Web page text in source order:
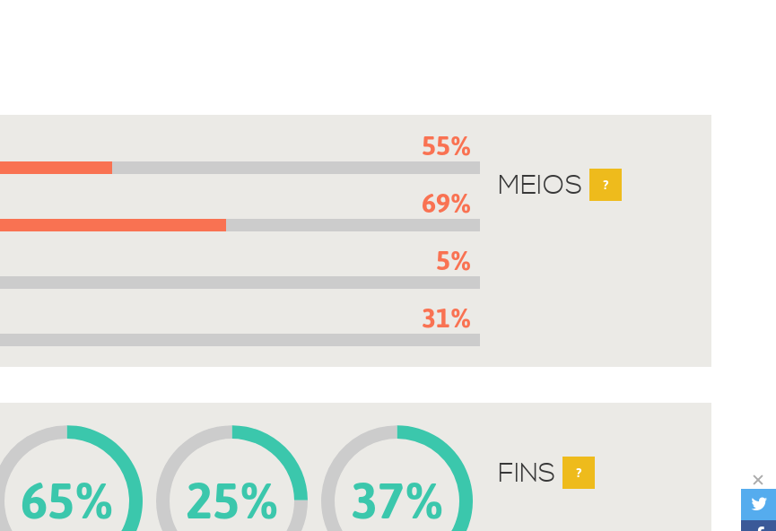
55%
69%
5%
31%
MEIOS ?
65% 25% 37% FINS ?